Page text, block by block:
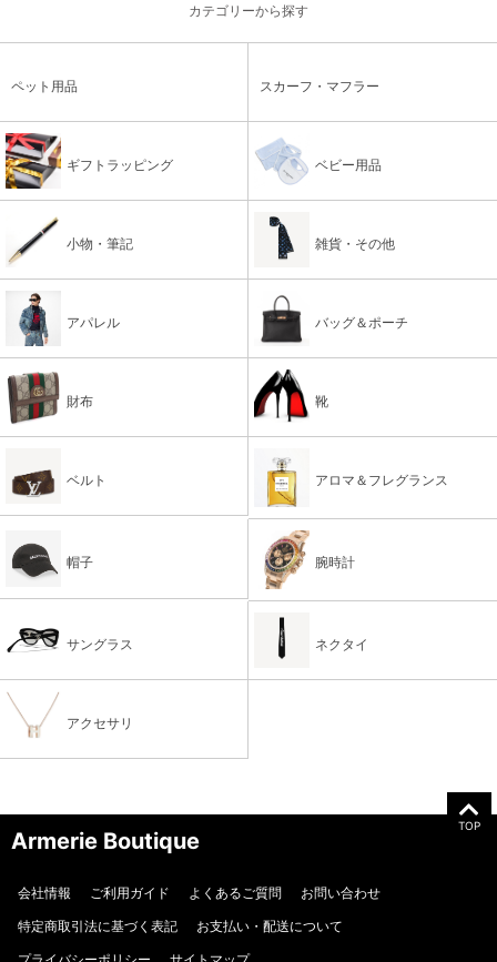
カテゴリーから探す
ペット用品 スカーフ・マフラー
ギフトラッピング ベビー用品
小物・筆記 雑貨・その他
アパレル バッグ＆ポーチ
財布 靴
ベルト アロマ＆フレグランス
帽子 腕時計
サングラス ネクタイ
アクセサリ
TOP
Armerie Boutique
会社情報 ご利用ガイド よくあるご質問
お問い合わせ
特定商取引法に基づく表記
お支払い・配送について